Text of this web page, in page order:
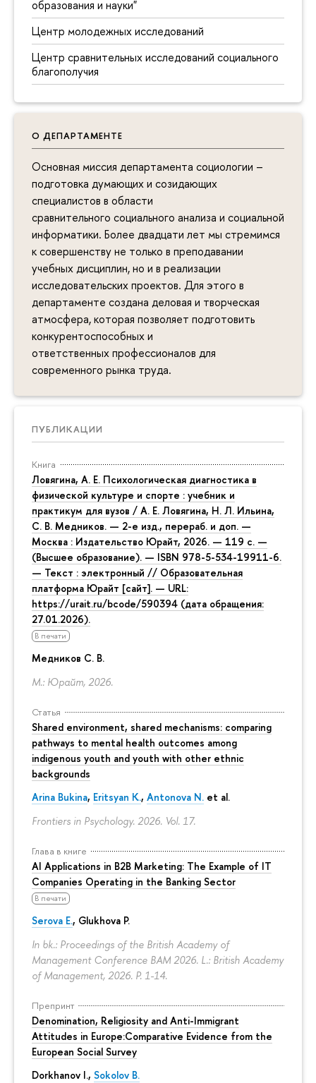
образования и науки"
Центр молодежных исследований
Центр сравнительных исследований социального
благополучия
О ДЕПАРТАМЕНТЕ
Основная миссия департамента социологии –
подготовка думающих и созидающих
специалистов в области
сравнительного социального анализа и социальной
информатики. Более двадцати лет мы стремимся
к совершенству не только в преподавании
учебных дисциплин, но и в реализации
исследовательских проектов. Для этого в
департаменте создана деловая и творческая
атмосфера, которая позволяет подготовить
конкурентоспособных и
ответственных профессионалов для
современного рынка труда.
ПУБЛИКАЦИИ
Книга
Ловягина, А. Е. Психологическая диагностика в
физической культуре и спорте : учебник и
практикум для вузов / А. Е. Ловягина, Н. Л. Ильина,
С. В. Медников. — 2-е изд., перераб. и доп. —
Москва : Издательство Юрайт, 2026. — 119 с. —
(Высшее образование). — ISBN 978-5-534-19911-6.
— Текст : электронный // Образовательная
платформа Юрайт [сайт]. — URL:
https://urait.ru/bcode/590394 (дата обращения:
27.01.2026).
В печати
Медников С. В.
М.: Юрайт, 2026.
Статья
Shared environment, shared mechanisms: comparing
pathways to mental health outcomes among
indigenous youth and youth with other ethnic
backgrounds
Arina Bukina, Eritsyan K., Antonova N. et al.
Frontiers in Psychology. 2026. Vol. 17.
Глава в книге
AI Applications in B2B Marketing: The Example of IT
Companies Operating in the Banking Sector
В печати
Serova E., Glukhova P.
In bk.: Proceedings of the British Academy of
Management Conference BAM 2026. L.: British Academy
of Management, 2026. P. 1-14.
Препринт
Denomination, Religiosity and Anti-Immigrant
Attitudes in Europe:Comparative Evidence from the
European Social Survey
Dorkhanov I., Sokolov B.